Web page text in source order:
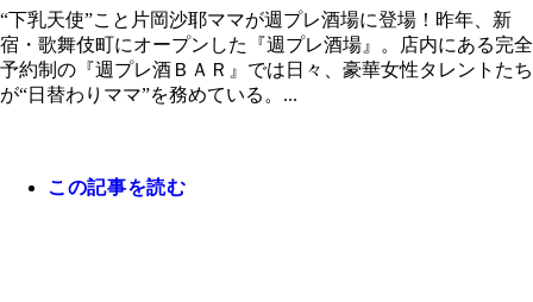
“下乳天使”こと片岡沙耶ママが週プレ酒場に登場！昨年、新
宿・歌舞伎町にオープンした『週プレ酒場』。店内にある完全
予約制の『週プレ酒ＢＡＲ』では日々、豪華女性タレントたち
が“日替わりママ”を務めている。...
この記事を読む